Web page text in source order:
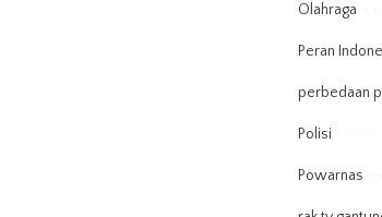
Olahraga
Peran
perbedaan
Polisi
Powarnas